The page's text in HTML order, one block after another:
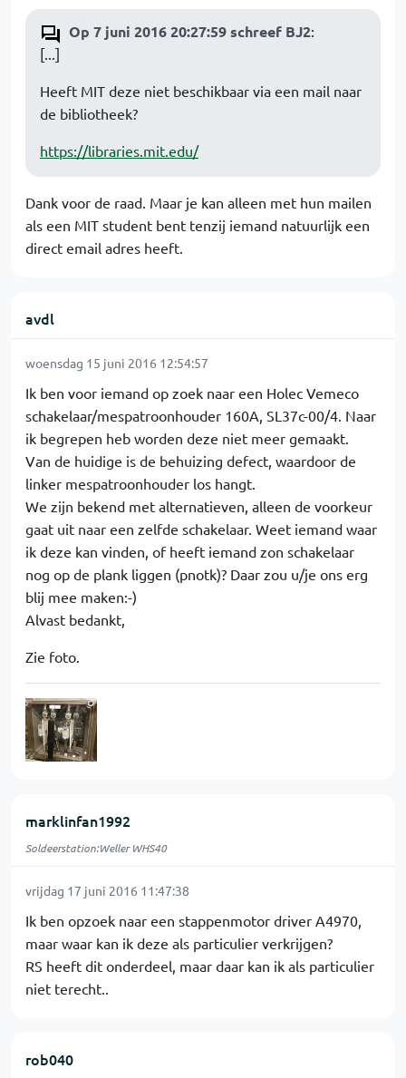
Op 7 juni 2016 20:27:59 schreef BJ2:
[...]
Heeft MIT deze niet beschikbaar via een mail naar
de bibliotheek?
https://libraries.mit.edu/
Dank voor de raad. Maar je kan alleen met hun mailen
als een MIT student bent tenzij iemand natuurlijk een
direct email adres heeft.
avdl
woensdag 15 juni 2016 12:54:57
Ik ben voor iemand op zoek naar een Holec Vemeco
schakelaar/mespatroonhouder 160A, SL37c-00/4. Naar
ik begrepen heb worden deze niet meer gemaakt.
Van de huidige is de behuizing defect, waardoor de
linker mespatroonhouder los hangt.
We zijn bekend met alternatieven, alleen de voorkeur
gaat uit naar een zelfde schakelaar. Weet iemand waar
ik deze kan vinden, of heeft iemand zon schakelaar
nog op de plank liggen (pnotk)? Daar zou u/je ons erg
blij mee maken:-)
Alvast bedankt,
Zie foto.
marklinfan1992
Soldeerstation:Weller WHS40
vrijdag 17 juni 2016 11:47:38
Ik ben opzoek naar een stappenmotor driver A4970,
maar waar kan ik deze als particulier verkrijgen?
RS heeft dit onderdeel, maar daar kan ik als particulier
niet terecht..
rob040